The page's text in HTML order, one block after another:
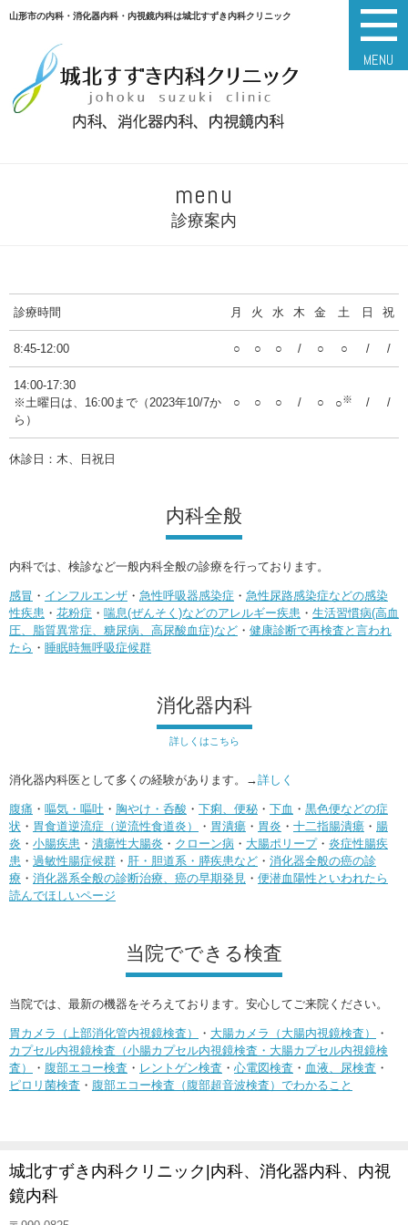
山形市の内科・消化器内科・内視鏡内科は城北すずき内科クリニック
MENU
menu
診療案内
診療時間 月 火 水 木 金 土 日 祝
8:45-12:00 ○ ○ ○ / ○ ○ / /
14:00-17:30
※土曜日は、16:00まで（2023年10/7か
ら）
○ ○ ○ / ○ ○※ / /
休診日：木、日祝日
内科全般
内科では、検診など一般内科全般の診療を行っております。
感冒 ・ インフルエンザ ・ 急性呼吸器感染症 ・ 急性尿路感染症などの感染
性疾患 ・ 花粉症 ・ 喘息(ぜんそく)などのアレルギー疾患 ・ 生活習慣病(高血
圧、脂質異常症、糖尿病、高尿酸血症)など ・ 健康診断で再検査と言われ
たら ・ 睡眠時無呼吸症候群
消化器内科
詳しくはこちら
消化器内科医として多くの経験があります。→詳しく
腹痛 ・ 嘔気・嘔吐 ・ 胸やけ・呑酸 ・ 下痢、便秘 ・ 下血 ・ 黒色便などの症
状 ・ 胃食道逆流症（逆流性食道炎） ・ 胃潰瘍 ・ 胃炎 ・ 十二指腸潰瘍 ・ 腸
炎 ・ 小腸疾患 ・ 潰瘍性大腸炎 ・ クローン病 ・ 大腸ポリープ・ 炎症性腸疾
患 ・ 過敏性腸症候群 ・ 肝・胆道系・膵疾患など ・ 消化器全般の癌の診
療 ・ 消化器系全般の診断治療、癌の早期発見 ・ 便潜血陽性といわれたら
読んでほしいページ
当院でできる検査
当院では、最新の機器をそろえております。安心してご来院ください。
胃カメラ（上部消化管内視鏡検査） ・ 大腸カメラ（大腸内視鏡検査）
・
カプセル内視鏡検査（小腸カプセル内視鏡検査・大腸カプセル内視鏡検
査）
・ 腹部エコー検査 ・ レントゲン検査 ・ 心電図検査 ・ 血液、尿検査 ・
ピロリ菌検査 ・ 腹部エコー検査（腹部超音波検査）でわかること
城北すずき内科クリニック|内科、消化器内科、内視
鏡内科